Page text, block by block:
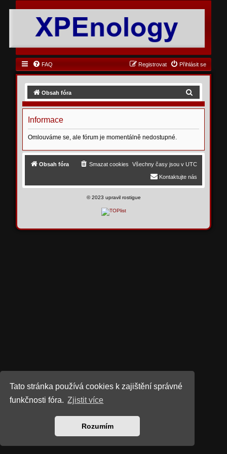
Tato stránka používá cookies k zajištění správné
funkčnosti fóra. Zjistit více
Rozumím
FAQ Přihlásit se
Registrovat
Obsah fóra
d
t
Informace
Omlouváme se, ale fórum je momentálně nedostupné.
Obsah fóra Všechny časy jsou v UTC
Smazat cookies
Kontaktujte nás
©2023 upravil rostigue